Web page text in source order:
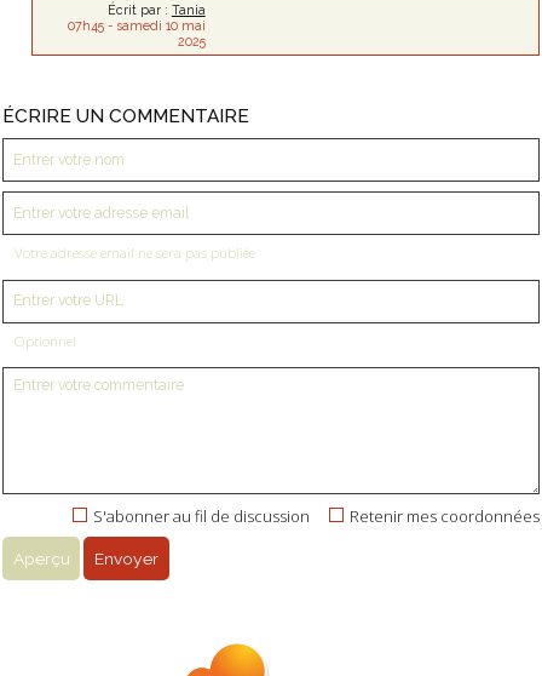
Écrit par : Tania
07h45- samedi 10 mai
2025
ÉCRIRE UN COMMENTAIRE
Votre adresse email ne sera pas publiée
Optionnel
Retenir mes coordonnées
S'abonner au fil de discussion